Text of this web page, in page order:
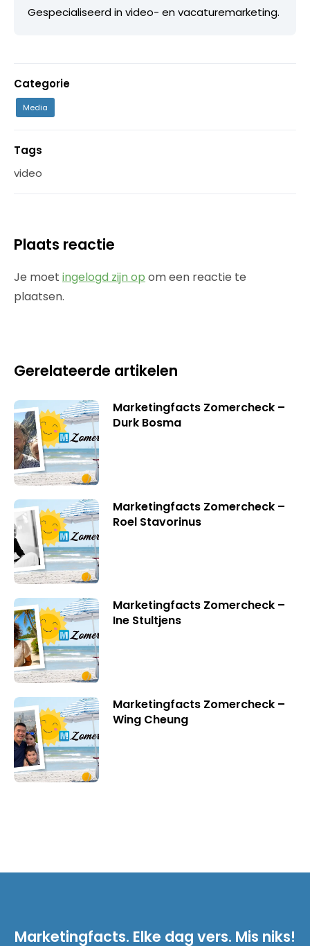
Gespecialiseerd in video- en vacaturemarketing.
Categorie
Media
Tags
video
Plaats reactie
Je moet ingelogd zijn op om een reactie te
plaatsen.
Gerelateerde artikelen
Marketingfacts Zomercheck –
Durk Bosma
Marketingfacts Zomercheck –
Roel Stavorinus
Marketingfacts Zomercheck –
Ine Stultjens
Marketingfacts Zomercheck –
Wing Cheung
Marketingfacts. Elke dag vers. Mis niks!